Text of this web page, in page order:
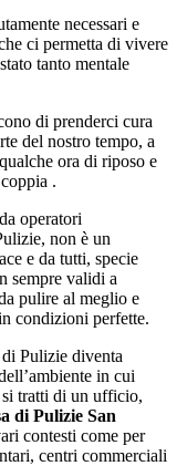
necessari e
ci permetta di vivere
tanto mentale
di prenderci cura
del nostro tempo, a
ora di riposo e
.
operatori
non è un
e da tutti, specie
sempre validi a
pulire al meglio e
condizioni perfette.
Pulizie diventa
in cui
tratti di un ufficio,
di Pulizie San
contesti come per
centri commerciali